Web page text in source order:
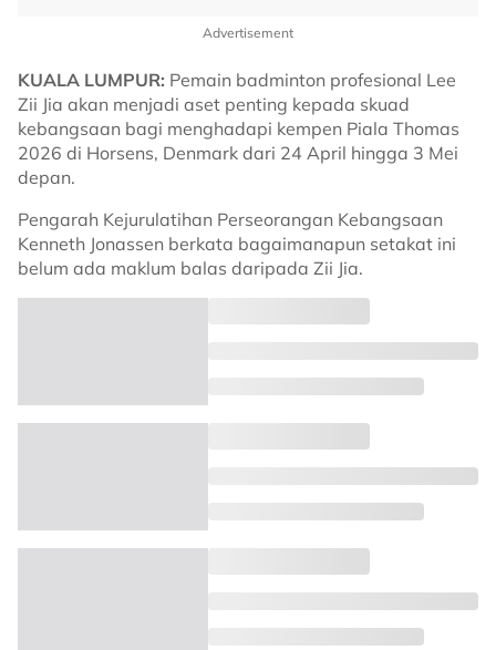
Advertisement
KUALA LUMPUR: Pemain badminton profesional Lee
Zii Jia akan menjadi aset penting kepada skuad
kebangsaan bagi menghadapi kempen Piala Thomas
2026 di Horsens, Denmark dari 24 April hingga 3 Mei
depan.
Pengarah Kejurulatihan Perseorangan Kebangsaan
Kenneth Jonassen berkata bagaimanapun setakat ini
belum ada maklum balas daripada Zii Jia.